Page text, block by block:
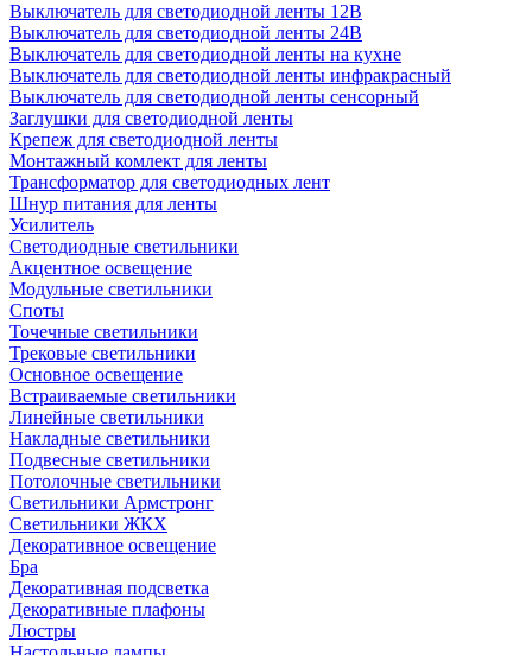
Выключатель для светодиодной ленты 12В
Выключатель для светодиодной ленты 24В
Выключатель для светодиодной ленты на кухне
Выключатель для светодиодной ленты инфракрасный
Выключатель для светодиодной ленты сенсорный
Заглушки для светодиодной ленты
Крепеж для светодиодной ленты
Монтажный комлект для ленты
Трансформатор для светодиодных лент
Шнур питания для ленты
Усилитель
Светодиодные светильники
Акцентное освещение
Модульные светильники
Споты
Точечные светильники
Трековые светильники
Основное освещение
Встраиваемые светильники
Линейные светильники
Накладные светильники
Подвесные светильники
Потолочные светильники
Светильники Армстронг
Светильники ЖКХ
Декоративное освещение
Бра
Декоративная подсветка
Декоративные плафоны
Люстры